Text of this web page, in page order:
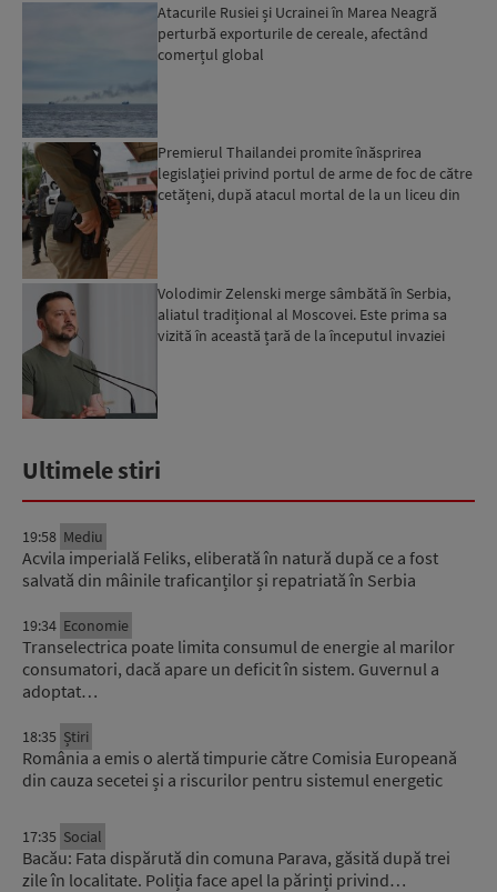
Atacurile Rusiei și Ucrainei în Marea Neagră
perturbă exporturile de cereale, afectând
comerțul global
Premierul Thailandei promite înăsprirea
legislației privind portul de arme de foc de către
cetățeni, după atacul mortal de la un liceu din
Volodimir Zelenski merge sâmbătă în Serbia,
aliatul tradițional al Moscovei. Este prima sa
vizită în această țară de la începutul invaziei
Ultimele stiri
19:58 Mediu
Acvila imperială Feliks, eliberată în natură după ce a fost
salvată din mâinile traficanților și repatriată în Serbia
19:34 Economie
Transelectrica poate limita consumul de energie al marilor
consumatori, dacă apare un deficit în sistem. Guvernul a
adoptat…
18:35 Știri
România a emis o alertă timpurie către Comisia Europeană
din cauza secetei și a riscurilor pentru sistemul energetic
17:35 Social
Bacău: Fata dispărută din comuna Parava, găsită după trei
zile în localitate. Poliția face apel la părinți privind…